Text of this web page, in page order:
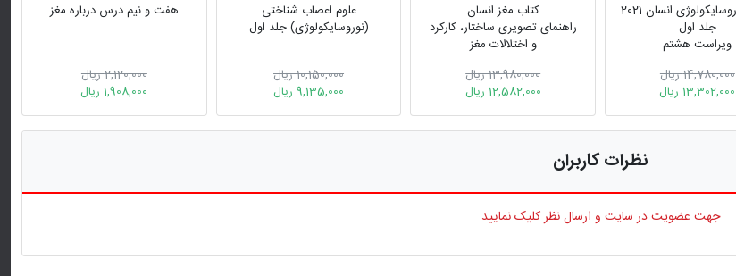
مبانی نوروسایکولوژی انسان 2021
جلد اول
ویراست هشتم
14,780,000 ریال
13,302,000 ریال
کتاب مغز انسان
راهنمای تصویری ساختار، کارکرد
و اختلالات مغز
13,980,000 ریال
12,582,000 ریال
10,150,000 ریال
9,135,000 ریال
هفت و نیم درس درباره مغز
2,120,000 ریال
1,908,000 ریال
نظرات کاربران
جهت عضویت در سایت و ارسال نظر کلیک نمایید